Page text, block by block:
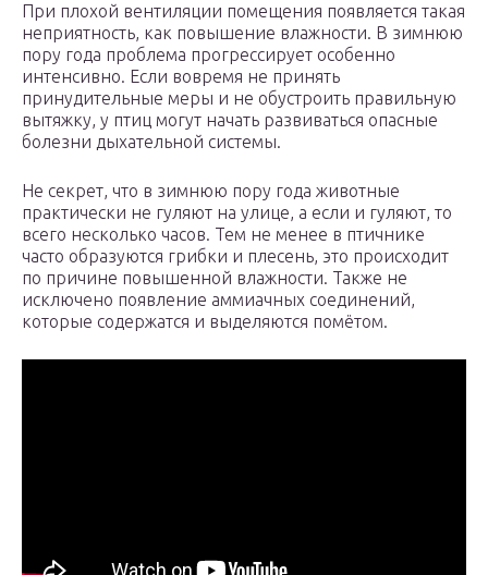
При плохой вентиляции помещения появляется такая
неприятность, как повышение влажности. В зимнюю
пору года проблема прогрессирует особенно
интенсивно. Если вовремя не принять
принудительные меры и не обустроить правильную
вытяжку, у птиц могут начать развиваться опасные
болезни дыхательной системы.
Не секрет, что в зимнюю пору года животные
практически не гуляют на улице, а если и гуляют, то
всего несколько часов. Тем не менее в птичнике
часто образуются грибки и плесень, это происходит
по причине повышенной влажности. Также не
исключено появление аммиачных соединений,
которые содержатся и выделяются помётом.